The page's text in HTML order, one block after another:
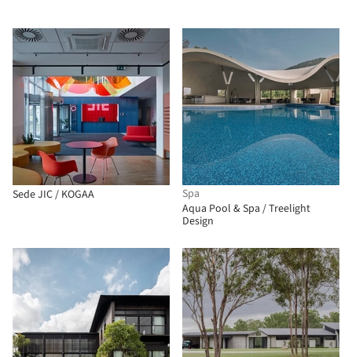
Sede JIC / KOGAA
Spa
Aqua Pool & Spa / Treelight
Design